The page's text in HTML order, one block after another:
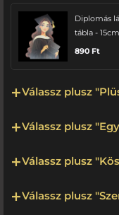
Diplomás
tábla - 15cm
890 Ft
Válassz plusz
Válassz plusz
Válassz plusz
Válassz plusz